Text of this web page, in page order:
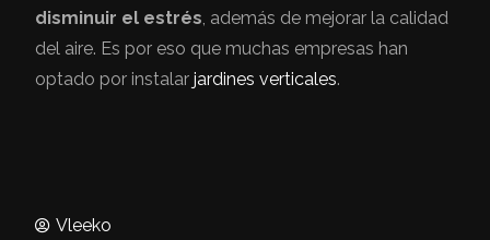
disminuir el estrés, además de mejorar la calidad
del aire. Es por eso que muchas empresas han
optado por instalar jardines verticales.
Vleeko